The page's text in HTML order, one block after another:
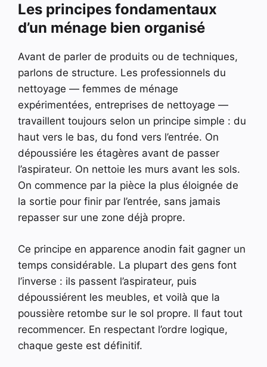
Les principes fondamentaux
d’un ménage bien organisé
Avant de parler de produits ou de techniques,
parlons de structure. Les professionnels du
nettoyage — femmes de ménage
expérimentées, entreprises de nettoyage —
travaillent toujours selon un principe simple : du
haut vers le bas, du fond vers l’entrée. On
dépoussiére les étagères avant de passer
l’aspirateur. On nettoie les murs avant les sols.
On commence par la pièce la plus éloignée de
la sortie pour finir par l’entrée, sans jamais
repasser sur une zone déjà propre.
Ce principe en apparence anodin fait gagner un
temps considérable. La plupart des gens font
l’inverse : ils passent l’aspirateur, puis
dépoussiérent les meubles, et voilà que la
poussière retombe sur le sol propre. Il faut tout
recommencer. En respectant l’ordre logique,
chaque geste est définitif.